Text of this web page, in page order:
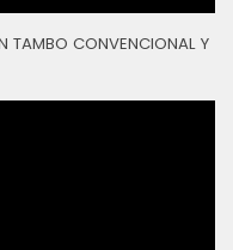
TAMBO CONVENCIONAL Y